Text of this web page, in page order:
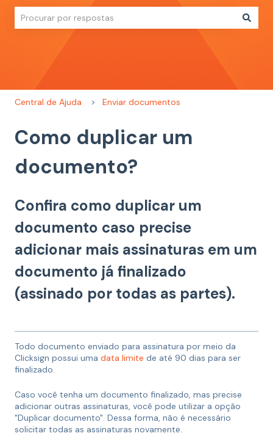
Central de Ajuda Enviar documentos
Como duplicar um
documento?
Confira como duplicar um
documento caso precise
adicionar mais assinaturas em um
documento já finalizado
(assinado por todas as partes).
Todo documento enviado para assinatura por meio da
Clicksign possui uma data limite de até 90 dias para ser
finalizado.
Caso você tenha um documento finalizado, mas precise
adicionar outras assinaturas, você pode utilizar a opção
"Duplicar documento". Dessa forma, não é necessário
solicitar todas as assinaturas novamente.